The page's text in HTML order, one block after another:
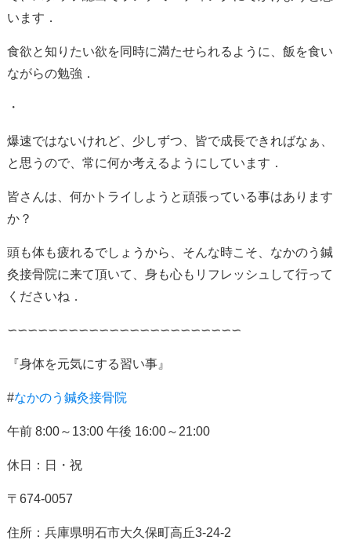
います．
食欲と知りたい欲を同時に満たせられるように、飯を食い
ながらの勉強．
・
爆速ではないけれど、少しずつ、皆で成長できればなぁ、
と思うので、常に何か考えるようにしています．
皆さんは、何かトライしようと頑張っている事はあります
か？
頭も体も疲れるでしょうから、そんな時こそ、なかのう鍼
灸接骨院に来て頂いて、身も心もリフレッシュして行って
くださいね．
∽∽∽∽∽∽∽∽∽∽∽∽∽∽∽∽∽∽∽∽∽∽∽
『身体を元気にする習い事』
#なかのう鍼灸接骨院
午前8:00～ 13:00 午後 16:00～ 21:00
休日：日・祝
〒 674-0057
住所： 兵庫県明石市大久保町高丘3-24-2